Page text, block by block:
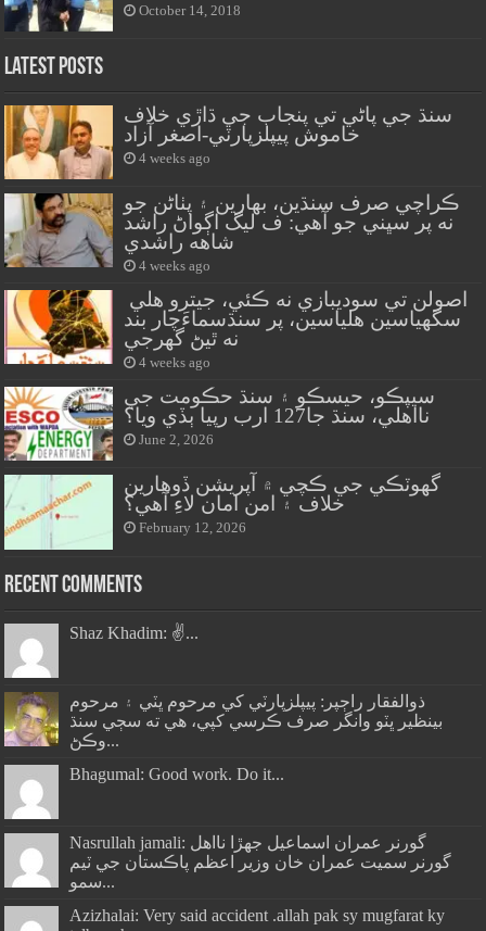
October 14, 2018
Latest Posts
سنڌ جي پاڻي تي پنجاب جي ڌاڙي خلاف
خاموش پيپلزپارٽي-اصغر آزاد
4 weeks ago
ڪراچي صرف سنڌين، بهارين ۽ پٺاڻن جو
نه پر سڀني جو آهي: ف ليگ اڳواڻ راشد
شاهه راشدي
4 weeks ago
سگهياسين هلياسين، پر سنڌسماءَچار بند
نه ٿيڻ گهرجي
4 weeks ago
سيپڪو، حيسڪو ۽ سنڌ حڪومت جي
نااهلي، سنڌ جا127 ارب رپيا ٻڏي ويا؟
June 2, 2026
گهوٽڪي جي ڪچي ۾ آپريشن ڏوهارين
خلاف ۽ امن امان لاءِ آهي؟
February 12, 2026
Recent Comments
Shaz Khadim: ✌️...
ذوالفقار راڄپر: پيپلزپارٽي کي مرحوم ڀٽي ۽ مرحوم
بينظير ڀٽو وانگر صرف ڪرسي کپي، هي ته سڄي سنڌ
وڪڻ...
Bhagumal: Good work. Do it...
Nasrullah jamali: گورنر عمران اسماعيل جھڙا نااهل
گورنر سميت عمران خان وزير اعظم پاڪستان جي ٽيم
سمو...
Azizhalai: Very said accident .allah pak sy mugfarat ky